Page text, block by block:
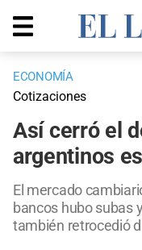
ECONOMÍA
Cotizaciones
Así cerró el
argentinos
El mercado
bancos hubo subas
también retrocedió